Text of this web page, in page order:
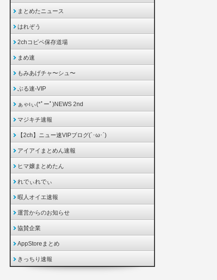
まとめたニュース
はれぞう
2chコピペ保存道場
まめ速
もみあげチャ〜シュ〜
ぶる速-VIP
ぁゃιぃ(*ﾟーﾟ)NEWS 2nd
マジキチ速報
【2ch】ニュー速VIPブログ(`･ω･´)
アイアイまとめん速報
ヒマ嬢まとめたん
れでぃれでぃ
暇人オイエ速報
運営からのお知らせ
協賛企業
AppStoreまとめ
きっちり速報